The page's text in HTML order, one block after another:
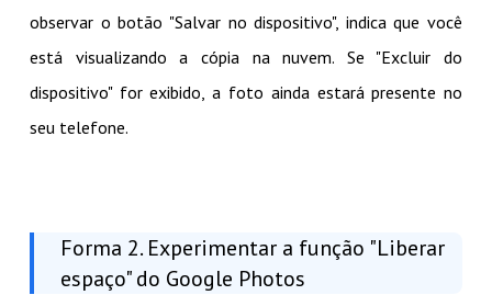
observar o botão "Salvar no dispositivo", indica que você
está visualizando a cópia na nuvem. Se "Excluir do
dispositivo" for exibido, a foto ainda estará presente no
seu telefone.
Forma 2. Experimentar a função "Liberar
espaço" do Google Photos